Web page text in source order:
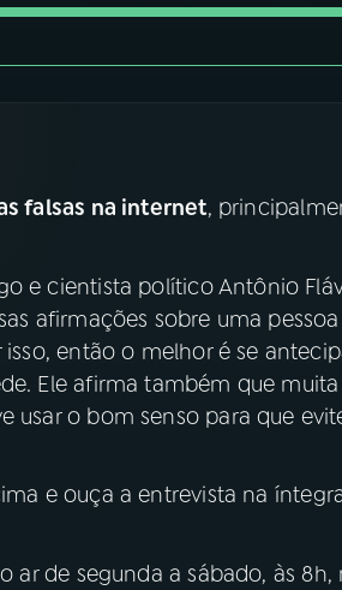
falsas na internet,
e cientista político Antônio
afirmações sobre uma
então o melhor é se
Ele afirma também que
usar o bom senso para que
e ouça a entrevista na
ar de segunda a sábado, às 8h,